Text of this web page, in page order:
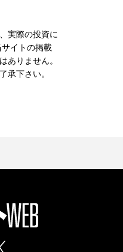
実際の投資に
イトの掲載
ありません。
承下さい。